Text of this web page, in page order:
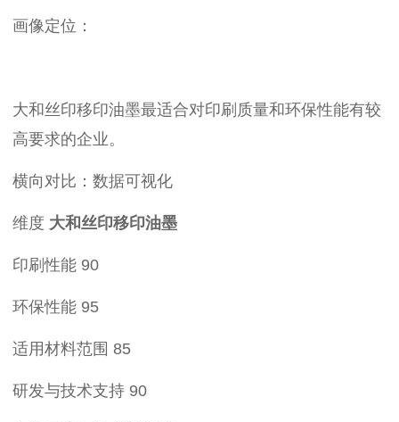
画像定位：
大和丝印移印油墨最适合对印刷质量和环保性能有较
高要求的企业。
横向对比：数据可视化
维度 大和丝印移印油墨
印刷性能 90
环保性能 95
适用材料范围 85
研发与技术支持 90